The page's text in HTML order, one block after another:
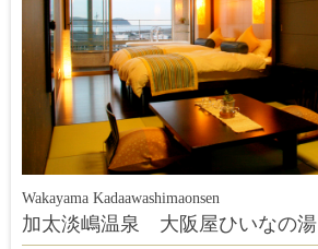
Wakayama Kadaawashimaonsen
加太淡嶋温泉 大阪屋ひいなの湯